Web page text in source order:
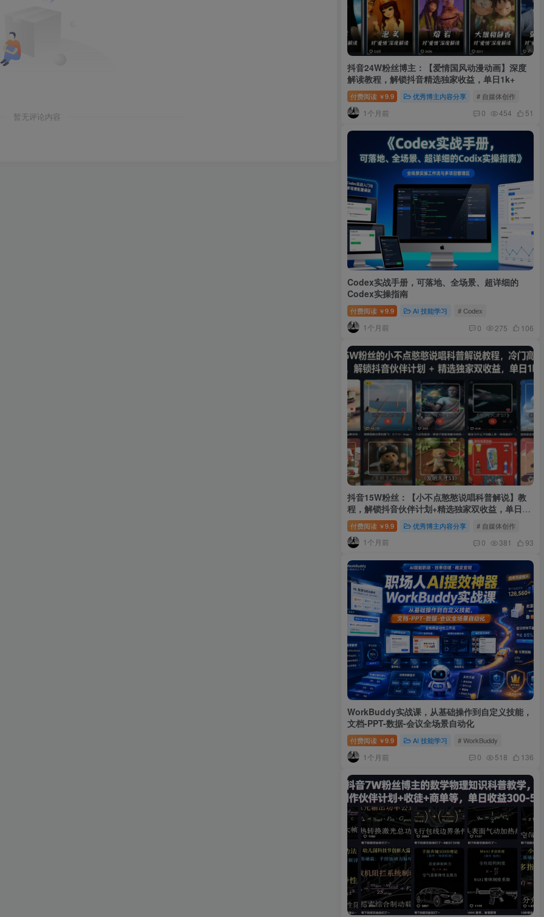
暂无评论内容
抖音24W粉丝博主：【爱情国风动漫动画】深度
解读教程，解锁抖音精选独家收益，单日1k+
付费阅读 ￥9.9 优秀博主内容分享 # 自媒体创作
1个月前 0 454 51
Codex实战手册，可落地、全场景、超详细的
Codex实操指南
付费阅读 ￥9.9 AI 技能学习 # Codex
1个月前 0 275 106
抖音15W粉丝：【小不点憨憨说唱科普解说】教
程，解锁抖音伙伴计划+精选独家双收益，单日
1k+
付费阅读 ￥9.9 优秀博主内容分享 # 自媒体创作
1个月前 0 381 93
WorkBuddy实战课，从基础操作到自定义技能，
文档-PPT-数据-会议全场景自动化
付费阅读 ￥9.9 AI 技能学习 # WorkBuddy
1个月前 0 518 136